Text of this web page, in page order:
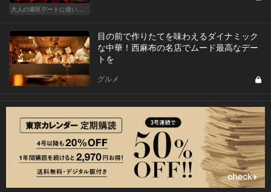
大人の港区デートに使いたい、秘密の隠れ家
目の前で作りたてを味わえるダイナミック
な中華！西麻布の名店でムード最高なデー
トを
グルメ